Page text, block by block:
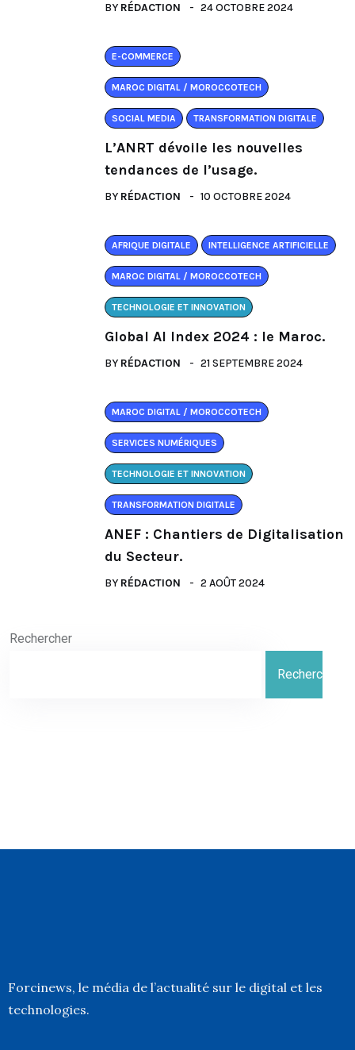
BY RÉDACTION 24 OCTOBRE 2024
E-COMMERCE
MAROC DIGITAL / MOROCCOTECH
SOCIAL MEDIA TRANSFORMATION DIGITALE
L’ANRT dévoile les nouvelles
tendances de l’usage.
BY RÉDACTION 10 OCTOBRE 2024
AFRIQUE DIGITALE INTELLIGENCE ARTIFICIELLE
MAROC DIGITAL / MOROCCOTECH
TECHNOLOGIE ET INNOVATION
Global AI Index 2024 : le Maroc.
BY RÉDACTION 21 SEPTEMBRE 2024
MAROC DIGITAL / MOROCCOTECH
SERVICES NUMÉRIQUES
TECHNOLOGIE ET INNOVATION
TRANSFORMATION DIGITALE
ANEF : Chantiers de Digitalisation
du Secteur.
BY RÉDACTION 2 AOÛT 2024
Rechercher
Rechercher
Forcinews, le média de l’actualité sur le digital et les
technologies.